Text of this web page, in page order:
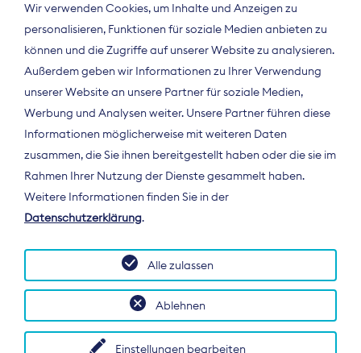
Der Bundesverband Digitalpublisher und
Zeitungsverleger (BDZV) vertritt als
Spitzenorganisation die Interessen der
Deutschland und auf EU-Ebene.
Wir verwenden Cookies, um Inhalte und Anzeigen zu
personalisieren, Funktionen für soziale Medien anbieten zu
können und die Zugriffe auf unserer Website zu analysieren.
Außerdem geben wir Informationen zu Ihrer Verwendung
unserer Website an unsere Partner für soziale Medien,
Werbung und Analysen weiter. Unsere Partner führen diese
Informationen möglicherweise mit weiteren Daten
zusammen, die Sie ihnen bereitgestellt haben oder die sie im
Rahmen Ihrer Nutzung der Dienste gesammelt haben.
Weitere Informationen finden Sie in der
Datenschutzerklärung.
Einstellungen bearbeiten
Ablehnen
Alle zulassen